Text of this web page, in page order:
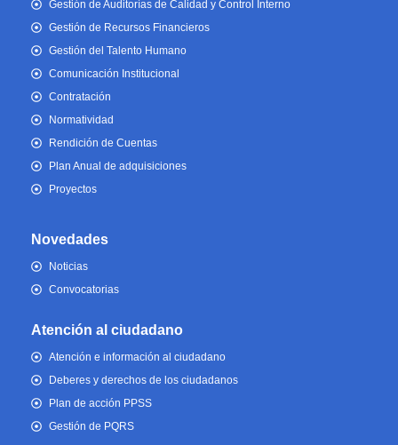
Gestión de Auditorías de Calidad y Control Interno
Gestión de Recursos Financieros
Gestión del Talento Humano
Comunicación Institucional
Contratación
Normatividad
Rendición de Cuentas
Plan Anual de adquisiciones
Proyectos
Novedades
Noticias
Convocatorias
Atención al ciudadano
Atención e información al ciudadano
Deberes y derechos de los ciudadanos
Plan de acción PPSS
Gestión de PQRS